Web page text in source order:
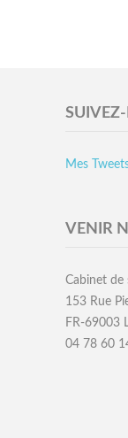
Mes
VENIR
Cabinet de
153 Rue
FR-69003
04 78 60